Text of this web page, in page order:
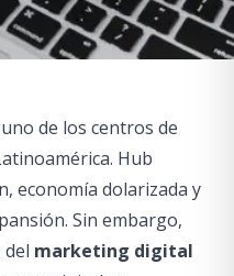
de los centros de
Hub
economía dolarizada y
Sin embargo,
marketing digital